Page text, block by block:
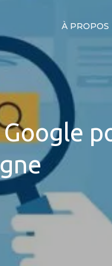
À PROPOS